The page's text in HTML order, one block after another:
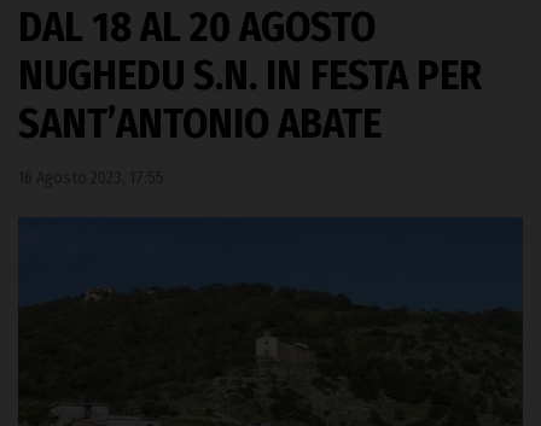
DAL 18 AL 20 AGOSTO
NUGHEDU S.N. IN FESTA PER
SANT’ANTONIO ABATE